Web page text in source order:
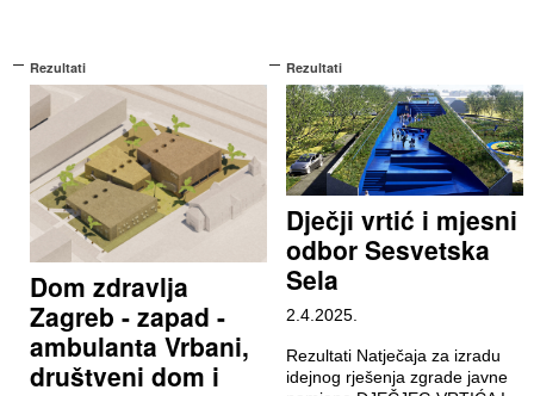
Rezultati
Dom zdravlja
Zagreb - zapad -
ambulanta Vrbani,
društveni dom i
Rezultati
Dječji vrtić i mjesni
odbor Sesvetska
Sela
2.4.2025.
Rezultati Natječaja za izradu
idejnog rješenja zgrade javne